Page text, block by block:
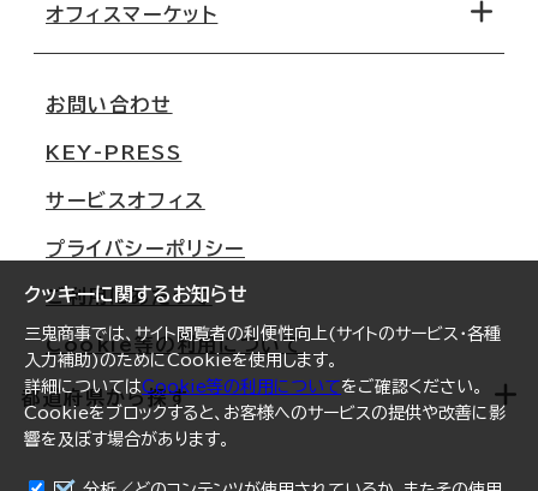
クッキーに関するお知らせ
三鬼商事では、サイト閲覧者の利便性向上(サイトのサービス・各種
入力補助)のためにCookieを使用します。
詳細についてはCookie等の利用についてをご確認ください。
Cookieをブロックすると、お客様へのサービスの提供や改善に影
響を及ぼす場合があります。
移転コストシミュレーション
移転スケジュール
オフィス移転Q&A
オフィスマーケット
大阪
名古屋
札幌
仙台
横浜
福岡
オフィスリポート
ログイン
お問い合わせ
KEY-PRESS
サービスオフィス
プライバシーポリシー
ご利用にあたって
Cookie等の利用について
都道府県から探す